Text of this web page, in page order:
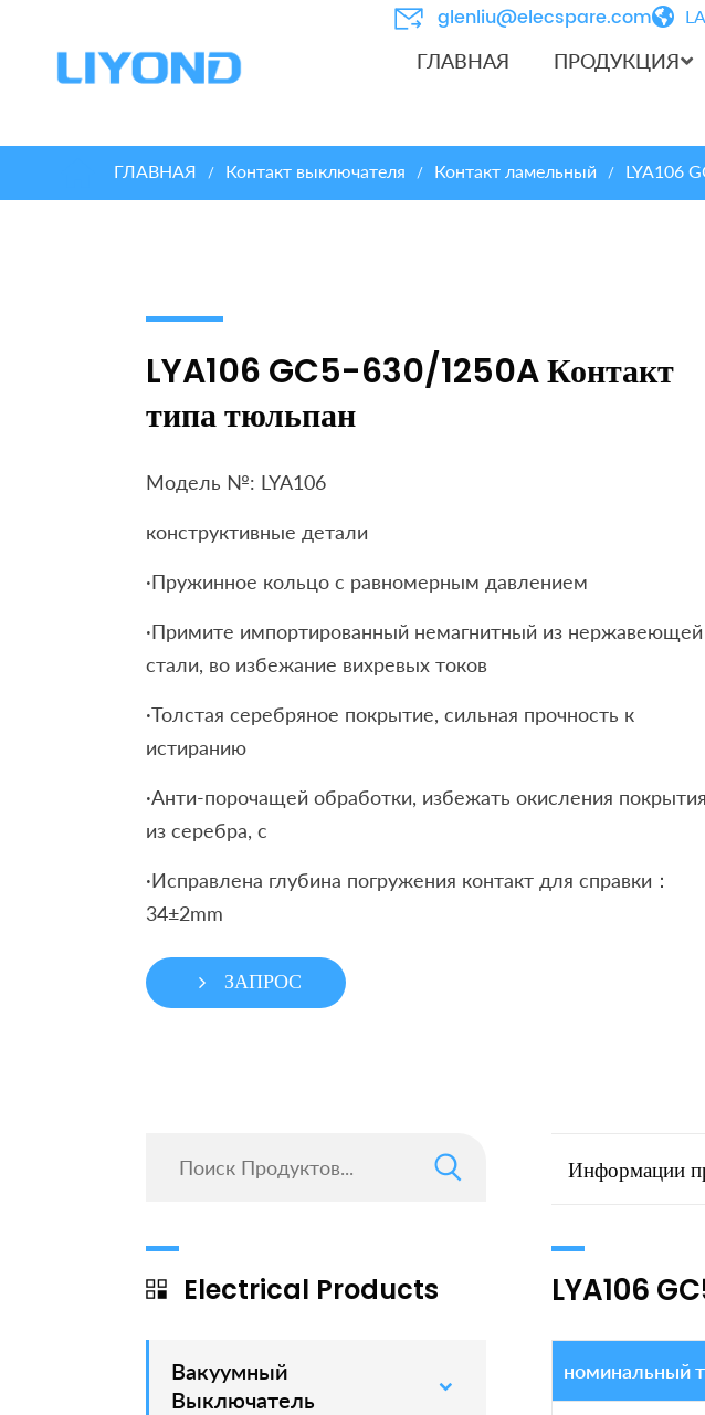
glenliu@elecspare.com
ГЛАВНАЯ ПРОДУКЦИЯ
ГЛАВНАЯ / Контакт выключателя / Контакт ламельный / LYA106
LYA106 GC5-630/1250A Контакт
типа тюльпан
Модель №: LYA106
конструктивные детали
·Пружинное кольцо с равномерным давлением
·Примите импортированный немагнитный из нержавеющей
стали, во избежание вихревых токов
·Толстая серебряное покрытие, сильная прочность к
истиранию
·Анти-порочащей обработки, избежать окисления покрытия
из серебра, с
·Исправлена ​​глубина погружения контакт для справки：
34±2mm
ЗАПРОС
Electrical Products
Вакуумный
Выключатель
–
Информации
LYA106
номинальный